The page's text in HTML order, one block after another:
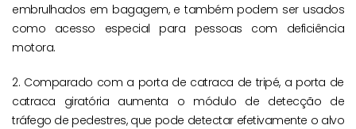
embrulhados em bagagem, e também podem ser usados
como acesso especial para pessoas com deficiência
motora.
2. Comparado com a porta de catraca de tripé, a porta de
catraca giratória aumenta o módulo de detecção de
tráfego de pedestres, que pode detectar efetivamente o alvo